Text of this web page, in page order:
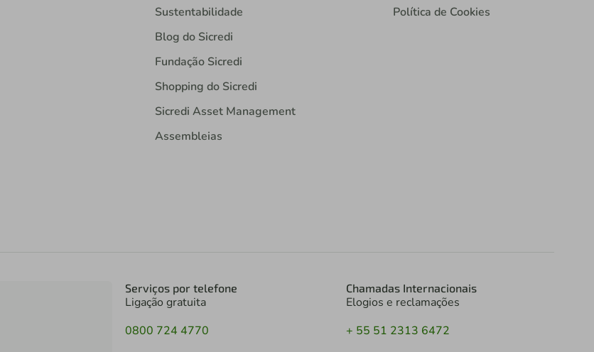
Sustentabilidade
Blog do Sicredi
Fundação Sicredi
Shopping do Sicredi
Sicredi Asset Management
Assembleias
Política de Cookies
Serviços por telefone
Ligação gratuita
0800 724 4770
Chamadas Internacionais
Elogios e reclamações
+ 55 51 2313 6472